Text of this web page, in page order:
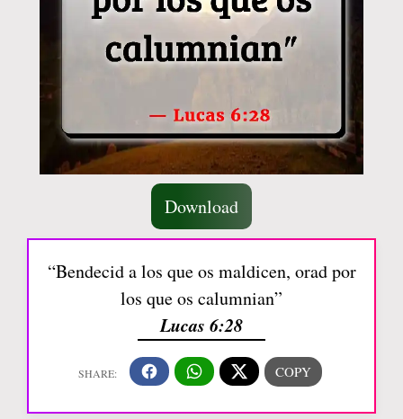
Download
“Bendecid a los que os maldicen, orad por
los que os calumnian”
Lucas 6:28